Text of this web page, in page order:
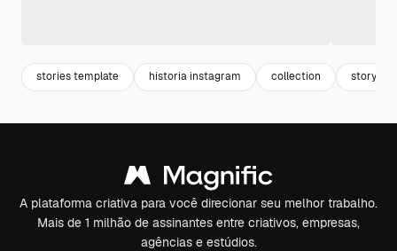
stories template historia instagram collection story
A plataforma criativa para você direcionar seu melhor trabalho.
Mais de 1 milhão de assinantes entre criativos, empresas,
agências e estúdios.